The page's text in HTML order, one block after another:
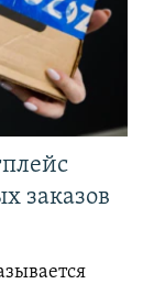
заказов